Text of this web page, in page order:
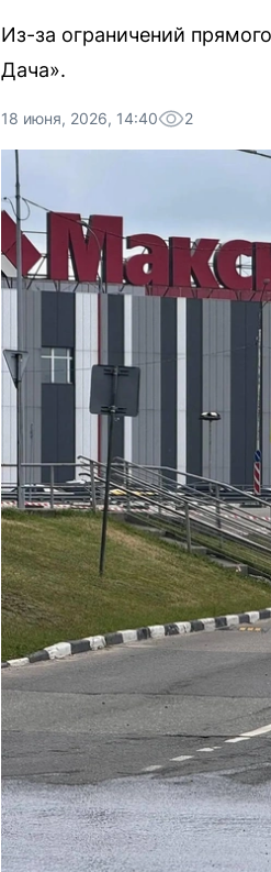
Из-за ограничений
Дача».
18 июня, 2026, 14:40 2